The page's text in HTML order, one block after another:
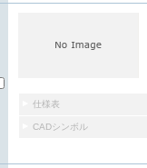
仕様表
CADシンボル